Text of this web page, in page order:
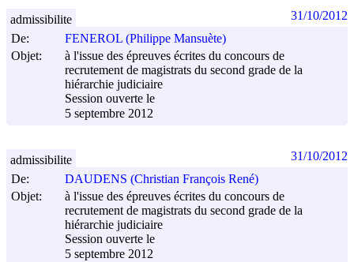
De:
FENEROL (Philippe Mansuète)
Objet:
à l'issue des épreuves écrites du concours de
recrutement de magistrats du second grade de la
hiérarchie judiciaire
Session ouverte le
5 septembre 2012
admissibilite 31/10/2012
De:
DAUDENS (Christian François René)
Objet:
à l'issue des épreuves écrites du concours de
recrutement de magistrats du second grade de la
hiérarchie judiciaire
Session ouverte le
5 septembre 2012
admissibilite 31/10/2012